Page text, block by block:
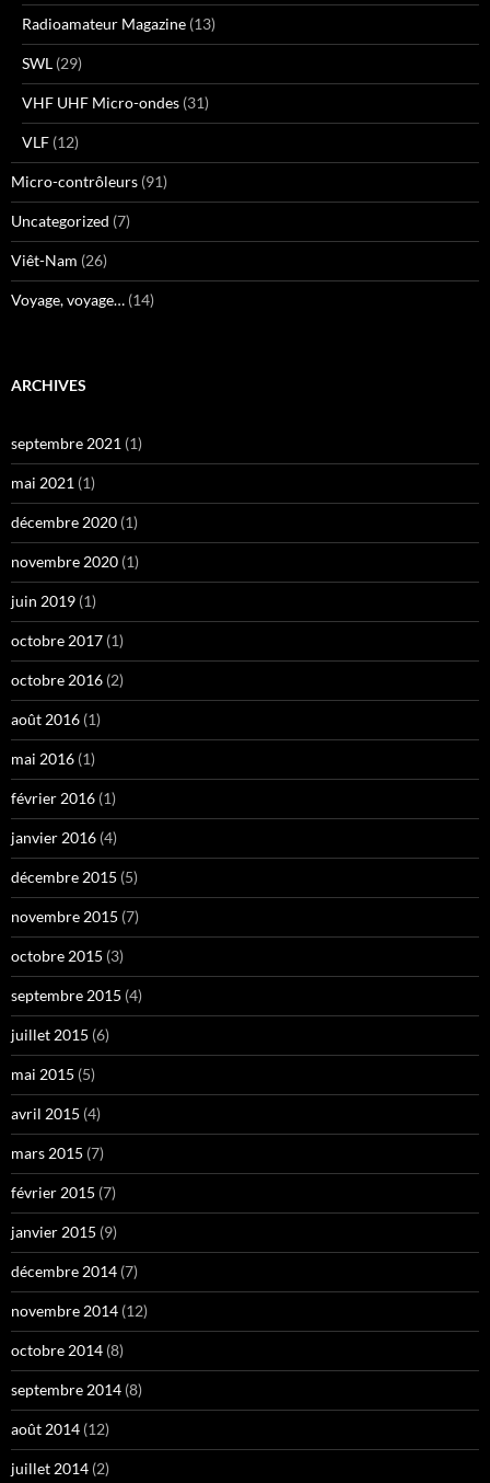
Radioamateur Magazine (13)
SWL (29)
VHF UHF Micro-ondes (31)
VLF (12)
Micro-contrôleurs (91)
Uncategorized (7)
Viêt-Nam (26)
Voyage, voyage… (14)
ARCHIVES
septembre 2021 (1)
mai 2021 (1)
décembre 2020 (1)
novembre 2020 (1)
juin 2019 (1)
octobre 2017 (1)
octobre 2016 (2)
août 2016 (1)
mai 2016 (1)
février 2016 (1)
janvier 2016 (4)
décembre 2015 (5)
novembre 2015 (7)
octobre 2015 (3)
septembre 2015 (4)
juillet 2015 (6)
mai 2015 (5)
avril 2015 (4)
mars 2015 (7)
février 2015 (7)
janvier 2015 (9)
décembre 2014 (7)
novembre 2014 (12)
octobre 2014 (8)
septembre 2014 (8)
août 2014 (12)
juillet 2014 (2)